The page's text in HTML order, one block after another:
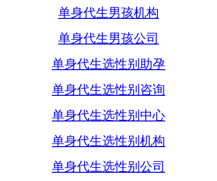
单身代生男孩机构
单身代生男孩公司
单身代生选性别助孕
单身代生选性别咨询
单身代生选性别中心
单身代生选性别机构
单身代生选性别公司